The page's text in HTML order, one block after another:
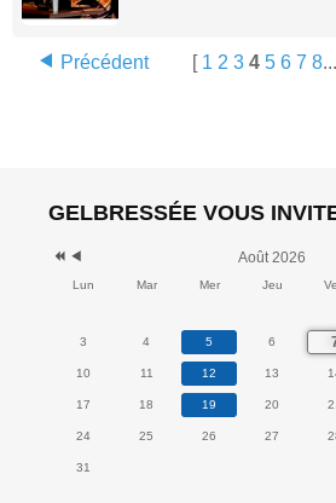
Précédent [ 1 2 3 4 5 6 7 8...
GELBRESSÉE VOUS
Août 2026
Lun Mar Mer Jeu
3 4 5 6
10 11 12 13
17 18 19 20
24 25 26 27
31